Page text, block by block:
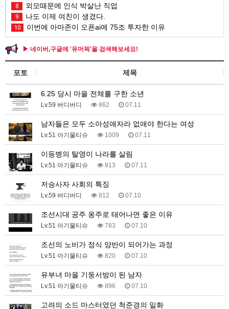
8 외모때문에 인식 박살난 직업
9 나도 이제 여친이 생겼다.
10 이번에 아마존이 오픈ai에 75조 투자한 이유
▶ 네이버,구글에 '유머픽'을 검색해보세요!
포토 제목
6.25 당시 마을 전체를 구한 소년
Lv.59 버디버디 862 07.11
남자들은 모두 소아성애자라 없애야 한다는 여성
Lv.51 아기물티슈 1009 07.11
이등병의 탈영이 나라를 살림
Lv.51 아기물티슈 913 07.11
저승사자 사회의 특징
Lv.59 버디버디 812 07.10
조선시대 공주 옹주로 태어나면 좋은 이유
Lv.51 아기물티슈 783 07.10
조선의 노비가 정식 양반이 되어가는 과정
Lv.51 아기물티슈 820 07.10
유부녀 마을 기둥서방이 된 남자
Lv.51 아기물티슈 896 07.10
고려의 소드 마스터였던 척준경의 일화